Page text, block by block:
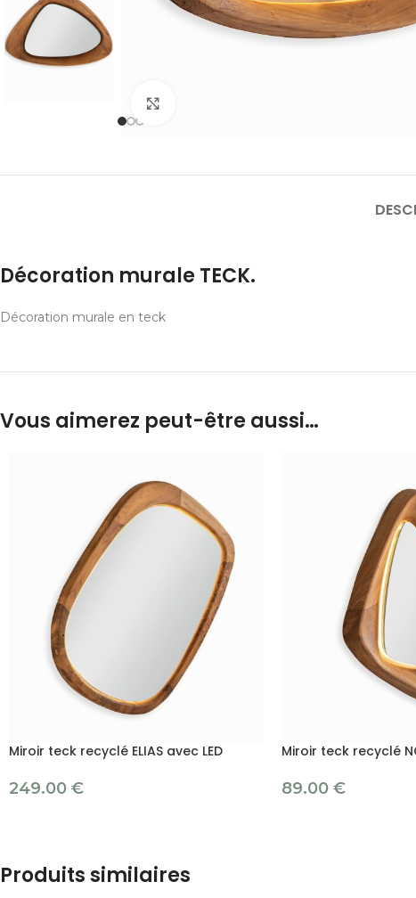
Décoration murale TECK.
Décoration murale en teck
Vous aimerez peut-être aussi…
Miroir teck recyclé ELIAS avec LED
249.00 €
Miroir teck recyclé
89.00 €
Produits similaires